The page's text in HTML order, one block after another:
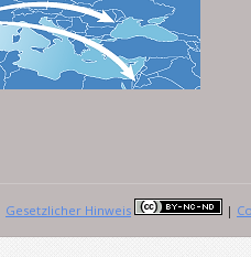
Gesetzlicher Hinweis |